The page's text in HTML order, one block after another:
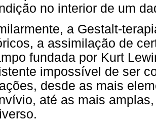
no interior de um
a Gestalt-
a assimilação de
fundada por Kurt
impossível de ser
desde as mais
até as mais